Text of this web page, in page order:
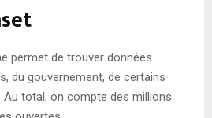
permet de trouver données
du gouvernement, de certains
total, on compte des millions